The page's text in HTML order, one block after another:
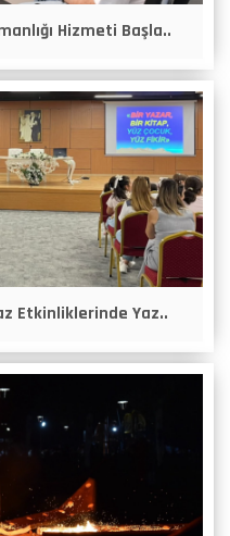
Hizmeti Başla..
Etkinliklerinde Yaz..